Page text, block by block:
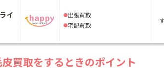
イ
出張買取
宅配買取
買取をするときのポイント